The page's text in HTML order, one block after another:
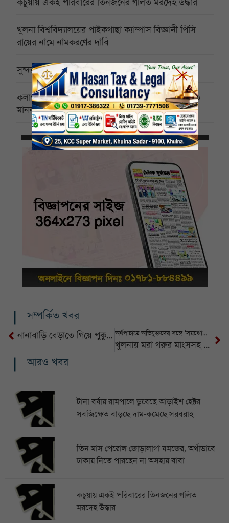
কচুয়ায় একই পরিবারের তিনজনের গলিত মরদেহ উদ্ধার
খুলনা বিশ্ববিদ্যালয়ের পাইকগাছা ক্যাম্পাস বিজ্ঞানী পিসি
রায়ের নামে নামকরণের দাবি
সুন্দরবনে ইতিবাচক বার্তা, বাঘের সংখ্যা বেড়ে ১২৫
কলাপাড়া পৌরসভাকে সোলারের আওতায় আনার দাবিতে
মানববন্ধন
সম্পর্কিত খবর
নানাবাড়ি বেড়াতে গিয়ে পুকুরে ডুবে ভাইবোনের মৃত্যু অর্থপাচারে অভিযুক্তদের সঙ্গে ‘সমঝোতার’ কথা ভাবছে সরকার: গভর্নর
খুলনায় মরা গরুর মাংসসহ দুইজন গ্রেপ্তার, হোটেলে সরবরাহের অভিযোগ
আরও খবর
টানা বর্ষায় রামপালে ডুবেছে আড়াইশ হেক্টর
সবজিক্ষেত বাড়ছে দাম-কমেছে সরবরাহ
তিন মাস পেরোল জোড়ালাগা যমজের, অর্থাভাবে
ঢাকায় নিতে পারছেন না অসহায় বাবা
কচুয়ায় একই পরিবারের তিনজনের গলিত
মরদেহ উদ্ধার